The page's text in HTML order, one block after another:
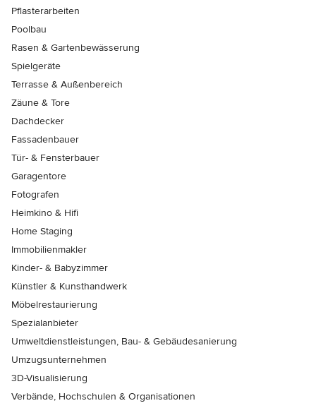
Pflasterarbeiten
Poolbau
Rasen & Gartenbewässerung
Spielgeräte
Terrasse & Außenbereich
Zäune & Tore
Dachdecker
Fassadenbauer
Tür- & Fensterbauer
Garagentore
Fotografen
Heimkino & Hifi
Home Staging
Immobilienmakler
Kinder- & Babyzimmer
Künstler & Kunsthandwerk
Möbelrestaurierung
Spezialanbieter
Umweltdienstleistungen, Bau- & Gebäudesanierung
Umzugsunternehmen
3D-Visualisierung
Verbände, Hochschulen & Organisationen